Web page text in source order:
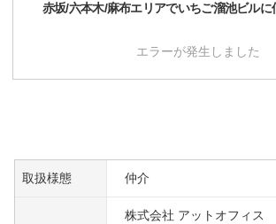
赤坂/六本木/麻布エリアでいちご溜池ビルに
エラーが発生しました
取扱様態 仲介
株式会社 アットオフィス